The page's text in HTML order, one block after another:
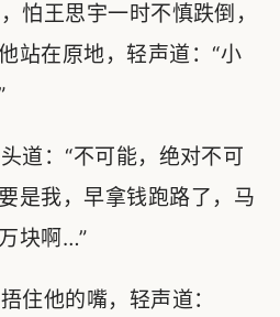
怕王思宇一时不慎跌倒，
站在原地，轻声道：“小
道：“不可能，绝对不可
是我，早拿钱跑路了，马
块啊…”
住他的嘴，轻声道：